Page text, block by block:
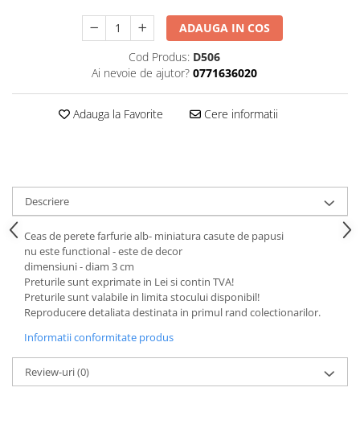
Bauturi miniaturale
Figurine miniaturale
Animale miniaturale
Papusi miniaturale
MACHETE AUTO SCARA 1:43
Machete Auto Romanesti 1:43 –
Miniaturi Dacia, ARO si Modele
Clasice
Machete Politie / Carabinieri 1:43
Machete Auto Civile la Scara 1:43 –
Limuzine, Hatchback si Sedan
Machete Prezidentiale 1:43
Machete Raliu 1:43 – Miniaturi
Oficiale și Replici Mașini de Raliu
Machete SUV-uri 1:43 – Miniaturi
ADAUGA IN COS
Cod Produs: D506
Ai nevoie de ajutor? 0771636020
Adauga la Favorite Cere informatii
Descriere
Ceas de perete farfurie alb- miniatura casute de papusi
nu este functional - este de decor
dimensiuni - diam 3 cm
Preturile sunt exprimate in Lei si contin TVA!
Preturile sunt valabile in limita stocului disponibil!
Reproducere detaliata destinata in primul rand colectionarilor.
Informatii conformitate produs
Review-uri(0)